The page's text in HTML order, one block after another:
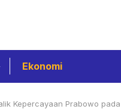
Ekonomi
Kepercayaan Prabowo